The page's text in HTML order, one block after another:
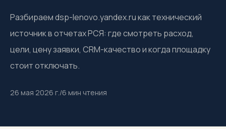
Разбираем dsp-lenovo.yandex.ru как технический
источник в отчетах РСЯ: где смотреть расход,
цели, цену заявки, CRM-качество и когда площадку
стоит отключать.
26 мая 2026 г./6 мин чтения